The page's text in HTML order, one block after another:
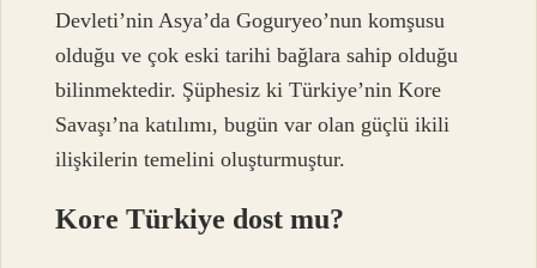
Devleti’nin Asya’da Goguryeo’nun komşusu
olduğu ve çok eski tarihi bağlara sahip olduğu
bilinmektedir. Şüphesiz ki Türkiye’nin Kore
Savaşı’na katılımı, bugün var olan güçlü ikili
ilişkilerin temelini oluşturmuştur.
Kore Türkiye dost mu?